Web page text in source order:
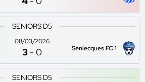
SENIORS D5
08/03/2026
3 -0 Senlecques FC 1
SENIORS D5